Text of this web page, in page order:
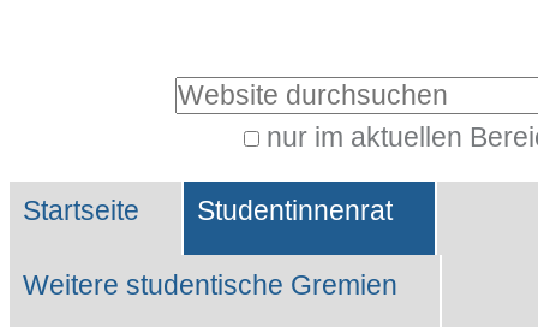
Website durchsuchen
nur im aktuellen
Suche…
Sektionen
Startseite Studentinnenrat
Weitere studentische Gremien